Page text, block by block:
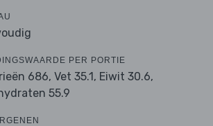
PER PORTIE
686, Vet 35.1, Eiwit 30.6,
55.9